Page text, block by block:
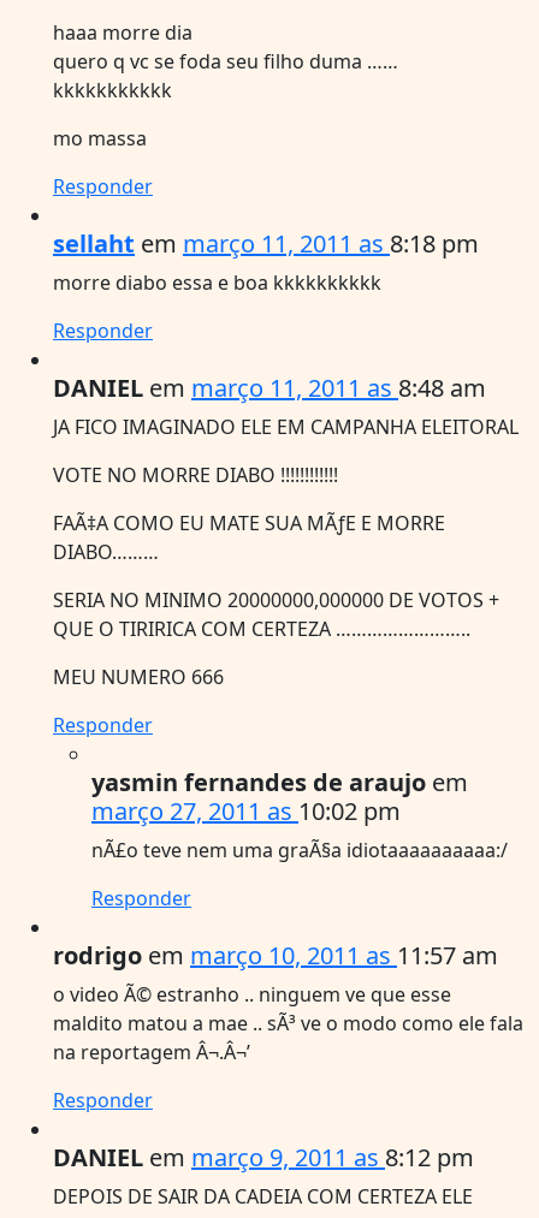
haaa morre dia
quero q vc se foda seu filho duma ……
kkkkkkkkkkk
mo massa
Responder
sellaht em março 11, 2011 as 8:18 pm
morre diabo essa e boa kkkkkkkkkk
Responder
DANIEL em março 11, 2011 as 8:48 am
JA FICO IMAGINADO ELE EM CAMPANHA ELEITORAL
VOTE NO MORRE DIABO !!!!!!!!!!!!
FAÃ‡A COMO EU MATE SUA MÃƒE E MORRE
DIABO………
SERIA NO MINIMO 20000000,000000 DE VOTOS +
QUE O TIRIRICA COM CERTEZA ……………………..
MEU NUMERO 666
Responder
yasmin fernandes de araujo em
março 27, 2011 as 10:02 pm
nÃ£o teve nem uma graÃ§a idiotaaaaaaaaaa:/
Responder
rodrigo em março 10, 2011 as 11:57 am
o video Ã© estranho .. ninguem ve que esse
maldito matou a mae .. sÃ³ ve o modo como ele fala
na reportagem Â¬.Â¬’
Responder
DANIEL em março 9, 2011 as 8:12 pm
DEPOIS DE SAIR DA CADEIA COM CERTEZA ELE